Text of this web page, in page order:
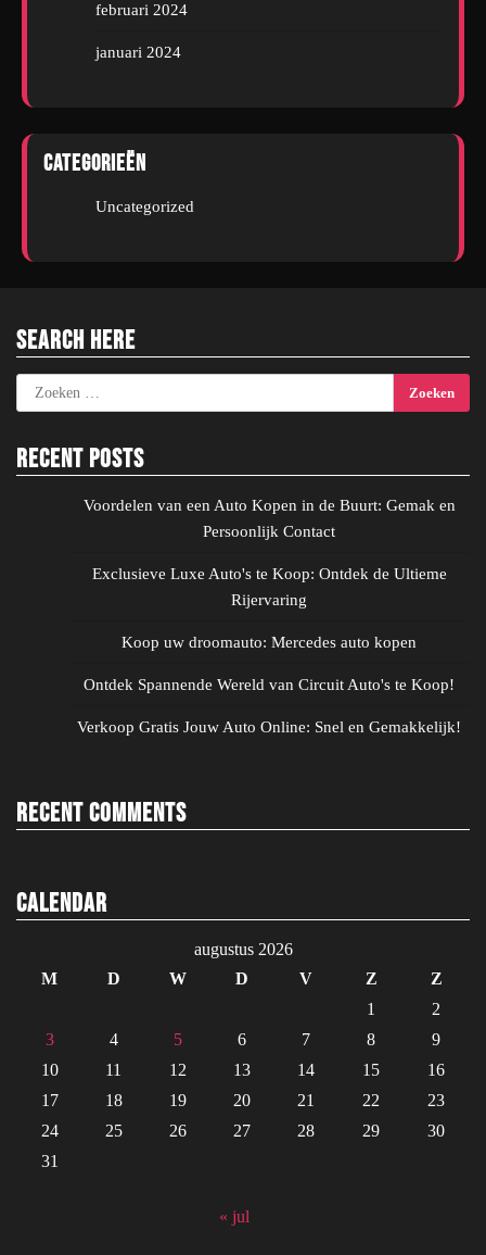
februari 2024
januari 2024
Categorieën
Uncategorized
Search Here
Zoeken
naar:
Recent Posts
Voordelen van een Auto Kopen in de Buurt: Gemak en
Persoonlijk Contact
Exclusieve Luxe Auto's te Koop: Ontdek de Ultieme
Rijervaring
Koop uw droomauto: Mercedes auto kopen
Ontdek Spannende Wereld van Circuit Auto's te Koop!
Verkoop Gratis Jouw Auto Online: Snel en Gemakkelijk!
Recent Comments
Calendar
augustus 2026
M
D W D V Z
Z
1
2
3
4 5 6 7 8
9
10
11 12 13 14 15
16
17
18 19 20 21 22
23
24
25 26 27 28 29
30
31
« jul